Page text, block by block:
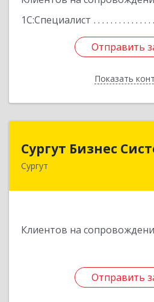
1С:Специалист
Отправить
Показать
Отправить
Назад
Сургут Бизнес
Сургут
Клиентов на
Отправить
628406, Ханты-
Отправить